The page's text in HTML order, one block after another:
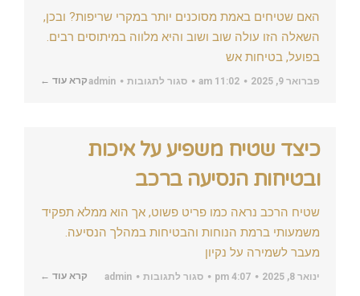
האם שטיחים באמת מסוכנים יותר במקרי שריפות? ובכן,
השאלה הזו עולה שוב ושוב והיא מלווה במיתוסים רבים.
בפועל, בטיחות אש
פברואר 9, 2025 11:02 am סגור לתגובות על
מיתוסים,
עובדות
adminקרא עוד ←
כיצד שטיח משפיע על איכות
ובטיחות הנסיעה ברכב
שטיח הרכב נראה כמו פריט פשוט, אך הוא ממלא תפקיד
משמעותי ברמת הנוחות והבטיחות במהלך הנסיעה.
מעבר לשמירה על נקיון
ינואר 8, 2025 4:07 pm סגור לתגובות על admin קרא עוד ←